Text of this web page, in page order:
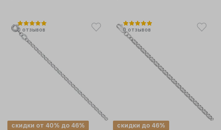
0 отзывов
скидки от 40% до 46%
0 отзывов
скидки до 46%